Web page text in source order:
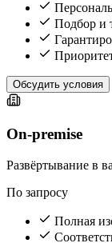
Подбор и
Обсудить условия
On-premise
Развёртывание в
По запросу
Полная